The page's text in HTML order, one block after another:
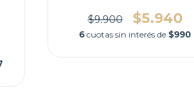
$9.900 $5.940
6 cuotas sin interés de $990